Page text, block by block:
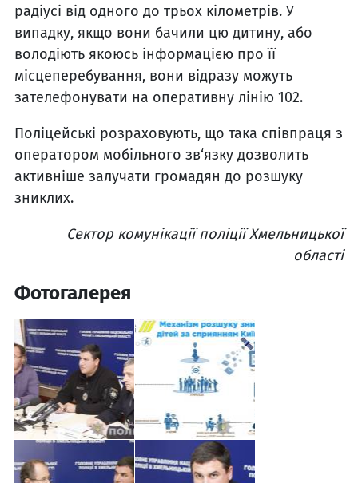
радіусі від одного до трьох кілометрів. У
випадку, якщо вони бачили цю дитину, або
володіють якоюсь інформацією про її
місцеперебування, вони відразу можуть
зателефонувати на оперативну лінію 102.
Поліцейські розраховують, що така співпраця з
оператором мобільного зв‘язку дозволить
активніше залучати громадян до розшуку
зниклих.
Сектор комунікації поліції Хмельницької
області
Фотогалерея